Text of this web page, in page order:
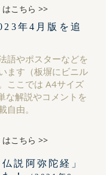
はこちら >>
年4月版を追
語やポスターなどを
ます（板塀にビニル
ここでは A4サイズ
な解説やコメントを
自由。
はこちら >>
説阿弥陀経」